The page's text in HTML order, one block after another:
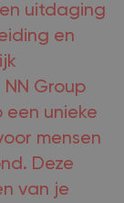
uitdaging
en
Group
een unieke
mensen
Deze
van je